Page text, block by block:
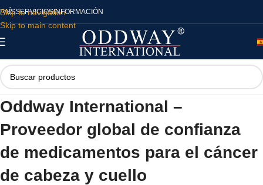
Skip to navigation
Skip to main content
PAÍSSERVICIOSINFORMACIÓN
Oddway International –
Proveedor global de confianza
de medicamentos para el cáncer
de cabeza y cuello